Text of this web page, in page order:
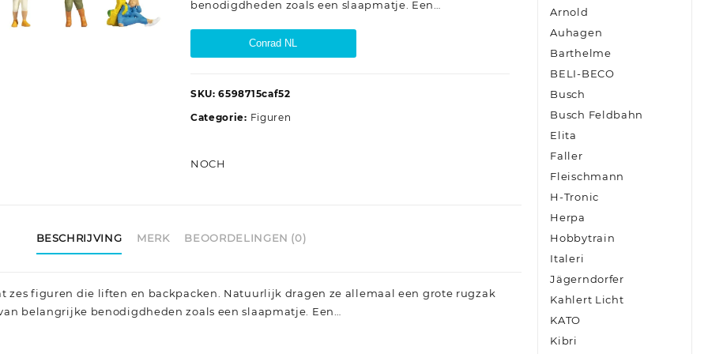
benodigdheden zoals een slaapmatje. Een…
Conrad NL
SKU:6598715caf52
Categorie: Figuren
NOCH
BESCHRIJVING MERK BEOORDELINGEN (0)
zes figuren die liften en backpacken. Natuurlijk dragen ze allemaal een grote rugzak
belangrijke benodigdheden zoals een slaapmatje. Een…
Arnold
Auhagen
Barthelme
BELI-BECO
Busch
Busch Feldbahn
Elita
Faller
Fleischmann
H-Tronic
Herpa
Hobbytrain
Italeri
Jägerndorfer
Kahlert Licht
KATO
Kibri